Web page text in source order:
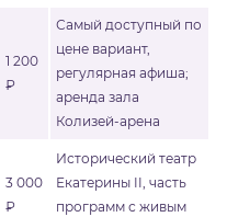
1 200
₽
Самый доступный по
цене вариант,
регулярная афиша;
аренда зала
Колизей-арена
3 000
₽
Исторический театр
Екатерины II, часть
программ с живым